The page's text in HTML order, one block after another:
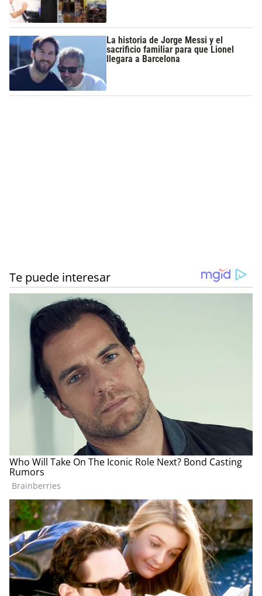
La historia de Jorge Messi y el
sacrificio familiar para que Lionel
llegara a Barcelona